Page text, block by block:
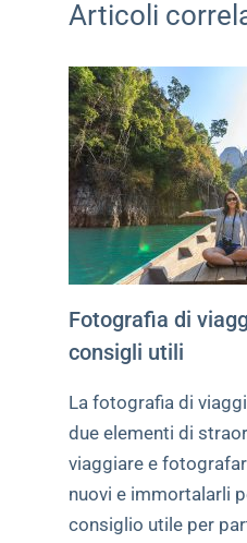
Articoli
Fotografia di
consigli utili
La fotografia di
due elementi di
viaggiare e
nuovi e immortalarli
consiglio utile per